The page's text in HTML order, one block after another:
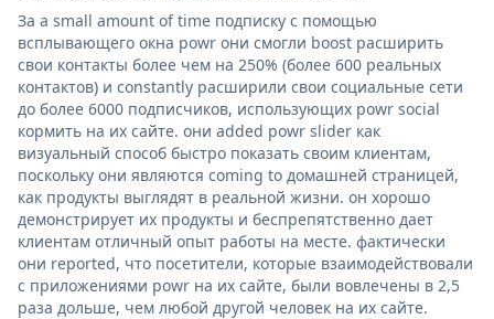
За a small amount of time подписку с помощью
всплывающего окна powr они смогли boost расширить
свои контакты более чем на 250% (более 600 реальных
контактов) и constantly расширили свои социальные сети
до более 6000 подписчиков, использующих powr social
кормить на их сайте. они added powr slider как
визуальный способ быстро показать своим клиентам,
поскольку они являются coming to домашней страницей,
как продукты выглядят в реальной жизни. он хорошо
демонстрирует их продукты и беспрепятственно дает
клиентам отличный опыт работы на месте. фактически
они reported, что посетители, которые взаимодействовали
с приложениями powr на их сайте, были вовлечены в 2,5
раза дольше, чем любой другой человек на их сайте.